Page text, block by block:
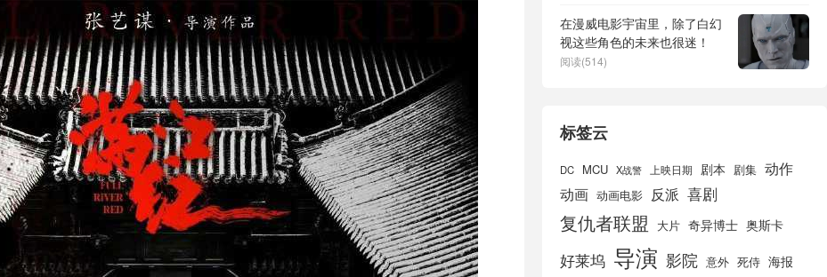
在漫威电影宇宙里，除了白幻
视这些角色的未来也很迷！
阅读(514)
标签云
DC MCU X战警 上映日期 剧本 剧集 动作
动画 动画电影 反派 喜剧
复仇者联盟 大片 奇异博士 奥斯卡
好莱坞 导演 影院 意外 死侍 海报